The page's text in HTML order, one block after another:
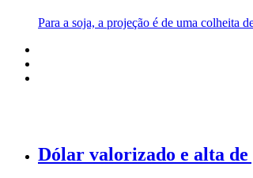
Para a soja, a projeção é de uma colheita
Dólar valorizado e alta de